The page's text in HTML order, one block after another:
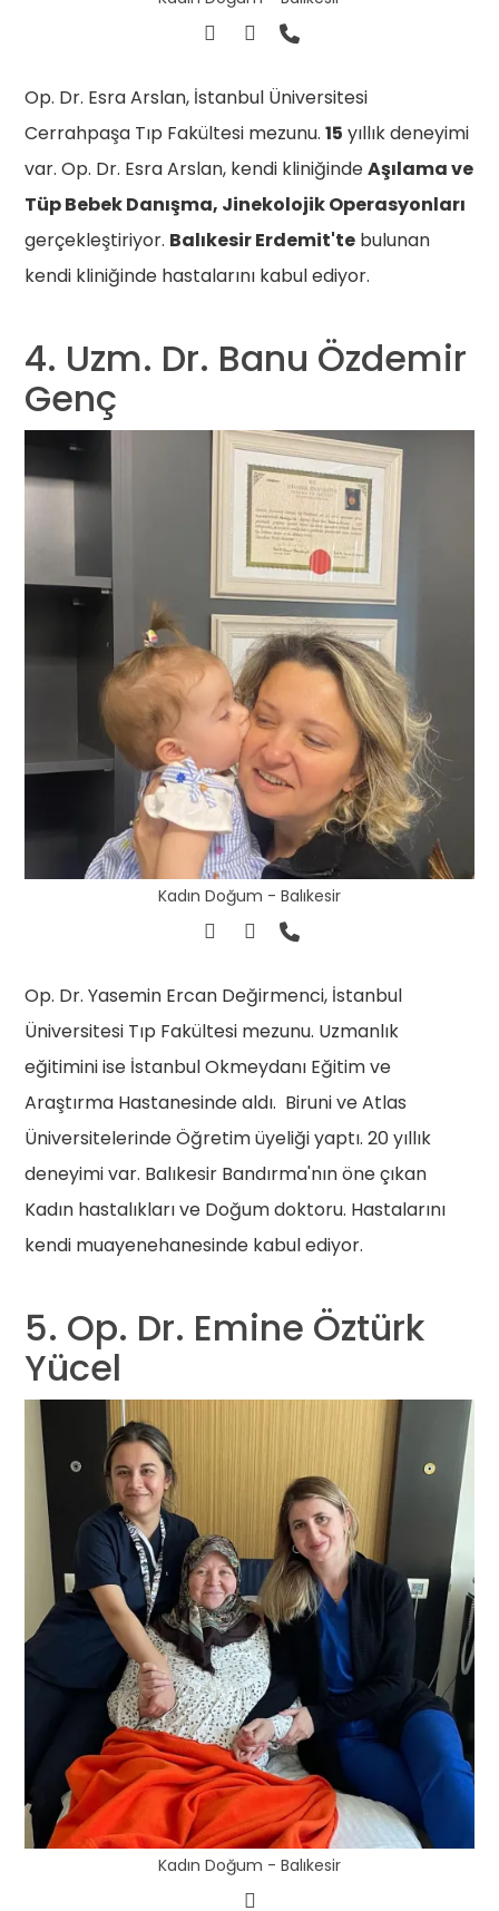
Op. Dr. Esra Arslan, İstanbul Üniversitesi
Cerrahpaşa Tıp Fakültesi mezunu.15 yıllık deneyimi
var. Op. Dr. Esra Arslan, kendi kliniğindeAşılama ve
Tüp Bebek Danışma, Jinekolojik Operasyonları
gerçekleştiriyor. Balıkesir Erdemit'te bulunan
kendi kliniğinde hastalarını kabul ediyor.
4. Uzm. Dr. Banu Özdemir
Genç
Kadın Doğum - Balıkesir
Op. Dr. Yasemin Ercan Değirmenci, İstanbul
Üniversitesi Tıp Fakültesi mezunu. Uzmanlık
eğitimini ise İstanbul Okmeydanı Eğitim ve
Araştırma Hastanesinde aldı. Biruni ve Atlas
Üniversitelerinde Öğretim üyeliği yaptı. 20 yıllık
deneyimi var. Balıkesir Bandırma'nın öne çıkan
Kadın hastalıkları ve Doğum doktoru. Hastalarını
kendi muayenehanesinde kabul ediyor.
5. Op. Dr. Emine Öztürk
Yücel
Kadın Doğum - Balıkesir